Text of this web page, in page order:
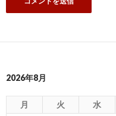
2026年8月
月 火 水